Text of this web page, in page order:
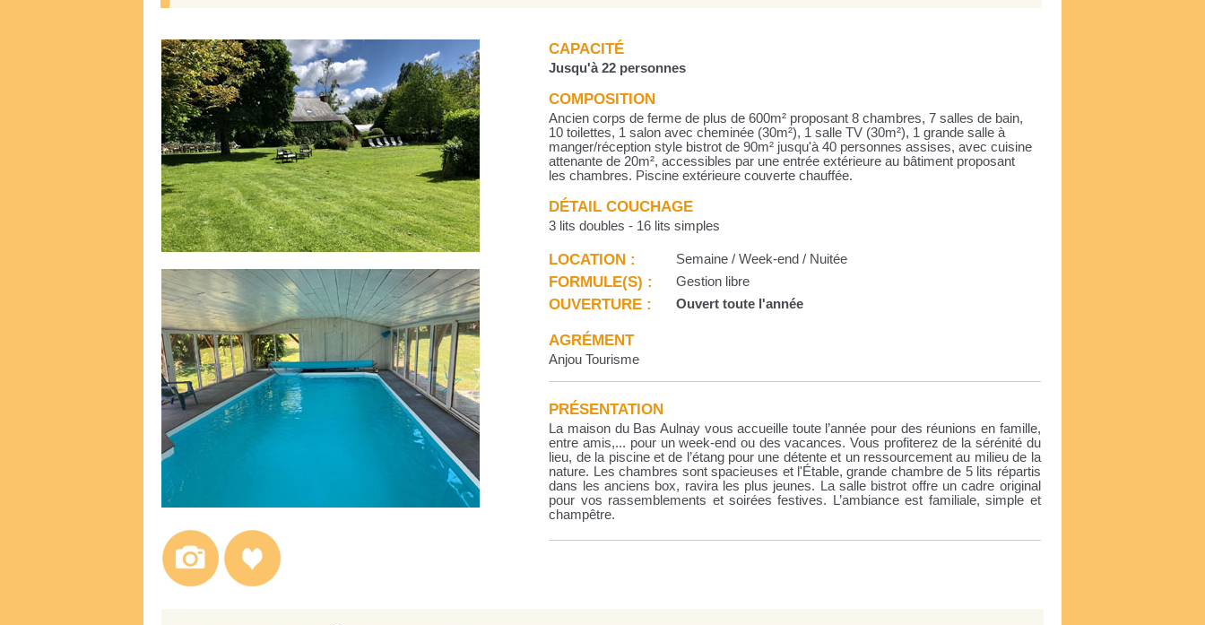
CAPACITÉ
Jusqu'à 22 personnes
COMPOSITION
Ancien corps de ferme de plus de 600m² proposant 8 chambres, 7 salles de bain,
10 toilettes, 1 salon avec cheminée (30m²), 1 salle TV (30m²), 1 grande salle à
manger/réception style bistrot de 90m² jusqu'à 40 personnes assises, avec cuisine
attenante de 20m², accessibles par une entrée extérieure au bâtiment proposant
les chambres. Piscine extérieure couverte chauffée.
DÉTAIL COUCHAGE
3 lits doubles - 16 lits simples
LOCATION : Semaine / Week-end / Nuitée
FORMULE(S) : Gestion libre
OUVERTURE : Ouvert toute l'année
AGRÉMENT
Anjou Tourisme
PRÉSENTATION
La maison du Bas Aulnay vous accueille toute l’année pour des réunions en famille,
entre amis,... pour un week-end ou des vacances. Vous profiterez de la sérénité du
lieu, de la piscine et de l’étang pour une détente et un ressourcement au milieu de la
nature. Les chambres sont spacieuses et l'Étable, grande chambre de 5 lits répartis
dans les anciens box, ravira les plus jeunes. La salle bistrot offre un cadre original
pour vos rassemblements et soirées festives. L’ambiance est familiale, simple et
champêtre.